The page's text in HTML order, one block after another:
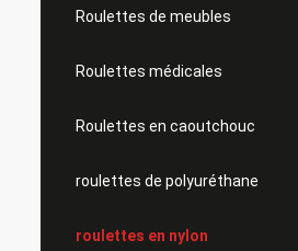
Roulettes de meubles
Roulettes médicales
Roulettes en caoutchouc
roulettes de polyuréthane
roulettes en nylon